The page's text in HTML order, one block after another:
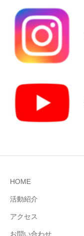
HOME
活動紹介
アクセス
お問い合わせ